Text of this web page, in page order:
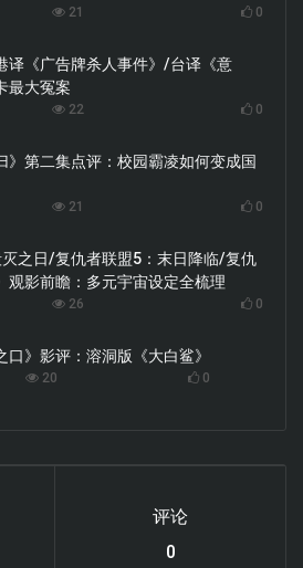
21 0
译《广告牌杀人事件》/台译《意
最大冤案
22 0
》第二集点评：校园霸凌如何变成国
21 0
灭之日/复仇者联盟5：末日降临/复仇
观影前瞻：多元宇宙设定全梳理
26 0
》影评：溶洞版《大白鲨》
20 0
评论
0